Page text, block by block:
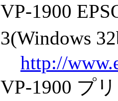
VP-1900
3(Windows
http://
VP-1900 プ